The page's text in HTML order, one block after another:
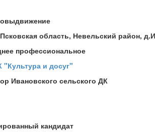
Псковская область, Невельский район,
профессиональное
"Культура и досуг"
Ивановского сельского ДК
кандидат